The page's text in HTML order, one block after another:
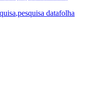
,pesquisa datafolha